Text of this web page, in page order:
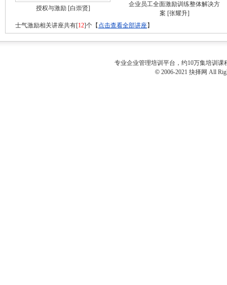
授权与激励[白崇贤]
企业员工全面激励训练整体解决方
案 [张耀升]
士气激励相关讲座共有[12]个【 点击查看全部讲座】
专业企业管理培训 平台，约10万集培训课
© 2006-2021 抉择网 All